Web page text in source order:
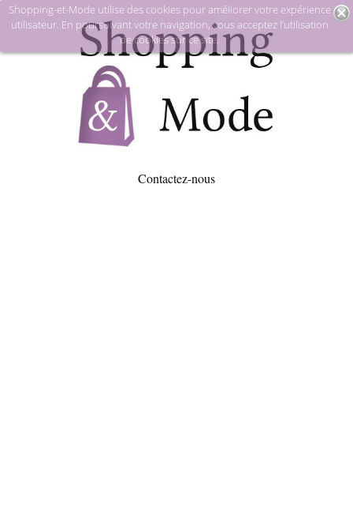
Contactez-nous
Shopping-et-Mode utilise des cookies pour améliorer votre expérience
utilisateur. En poursuivant votre navigation, vous acceptez l’utilisation
de cookies sur ce site.